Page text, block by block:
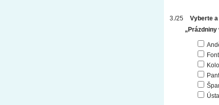
Vyberte
„Prázdniny